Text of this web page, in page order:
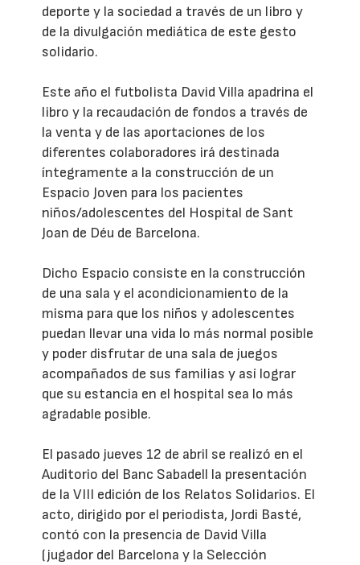
deporte y la sociedad a través de un libro y
de la divulgación mediática de este gesto
solidario.
Este año el futbolista David Villa apadrina el
libro y la recaudación de fondos a través de
la venta y de las aportaciones de los
diferentes colaboradores irá destinada
íntegramente a la construcción de un
Espacio Joven para los pacientes
niños/adolescentes del Hospital de Sant
Joan de Déu de Barcelona.
Dicho Espacio consiste en la construcción
de una sala y el acondicionamiento de la
misma para que los niños y adolescentes
puedan llevar una vida lo más normal posible
y poder disfrutar de una sala de juegos
acompañados de sus familias y así lograr
que su estancia en el hospital sea lo más
agradable posible.
El pasado jueves 12 de abril se realizó en el
Auditorio del Banc Sabadell la presentación
de la VIII edición de los Relatos Solidarios. El
acto, dirigido por el periodista, Jordi Basté,
contó con la presencia de David Villa
(jugador del Barcelona y la Selección